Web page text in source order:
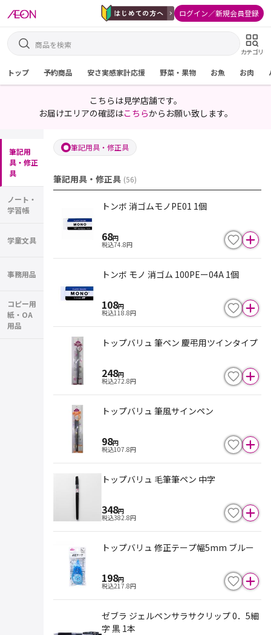
ログイン／新規会員登録
カテゴリ
トップ 予約商品 安さ実感家計応援 野菜・果物 お魚 お肉
こちらは見学店舗です。
お届けエリアの確認はこちらからお願い致します。
筆記用
具・修正
具
ノート・
学習帳
学童文具
事務用品
コピー用
紙・OA
用品
筆記用具・修正具
筆記用具・修正具 (56)
トンボ 消ゴムモノPE01 1個
68円
税込74.8円
トンボ モノ 消ゴム 100PEー04A 1個
108円
税込118.8円
トップバリュ 筆ペン 慶弔用ツインタイプ
248円
税込272.8円
トップバリュ 筆風サインペン
98円
税込107.8円
トップバリュ 毛筆筆ペン 中字
348円
税込382.8円
トップバリュ 修正テープ幅5mm ブルー
198円
税込217.8円
ゼブラ ジェルペンサラサクリップ 0．5細
字 黒 1本